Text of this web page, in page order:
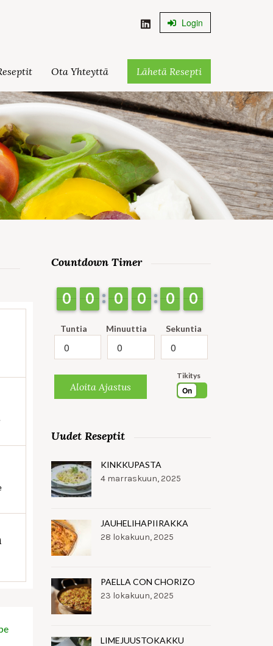
Login
Ota Yhteyttä Lähetä Resepti
Countdown Timer
9
9
0
0 9
9
0
0 9
9
0
0 9
9
0
0 9
9
0
0 9
9
0
0
Tuntia Minuuttia Sekuntia
Aloita Ajastus
Tikitys
On
Uudet Reseptit
KINKKUPASTA
4 marraskuun, 2025
JAUHELIHAPIIRAKKA
28 lokakuun, 2025
PAELLA CON CHORIZO
23 lokakuun, 2025
LIMEJUUSTOKAKKU